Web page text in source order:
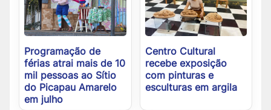
Programação de
férias atrai mais de 10
mil pessoas ao Sítio
do Picapau Amarelo
em julho
Centro Cultural
recebe exposição
com pinturas e
esculturas em argila